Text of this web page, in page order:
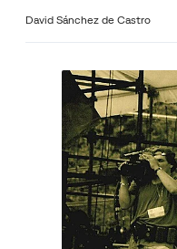
David Sánchez de Castro